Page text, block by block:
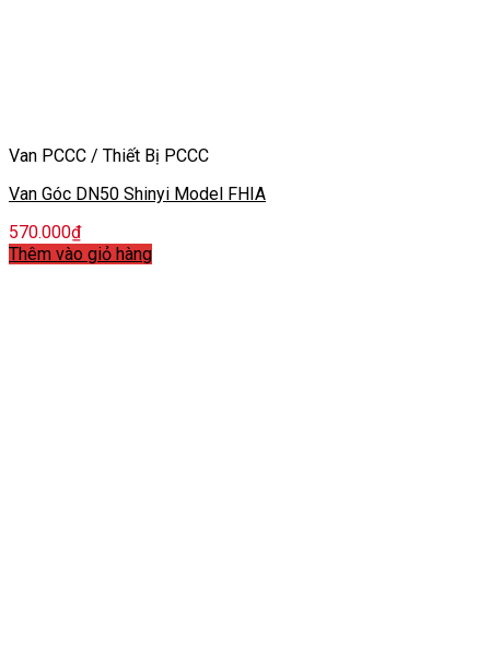
Van PCCC / Thiết Bị PCCC
Van Góc DN50 Shinyi Model FHIA
570.000₫
Thêm vào giỏ hàng